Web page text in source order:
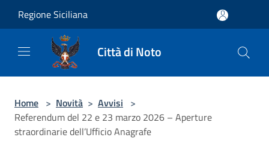
Regione Siciliana
Città di Noto
Home > Novità > Avvisi >
Referendum del 22 e 23 marzo 2026 – Aperture
straordinarie dell’Ufficio Anagrafe